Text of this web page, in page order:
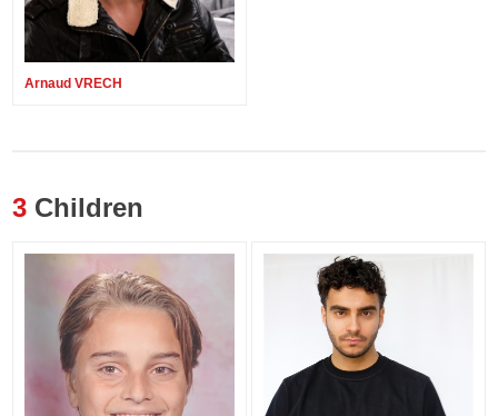
Arnaud VRECH
3 Children